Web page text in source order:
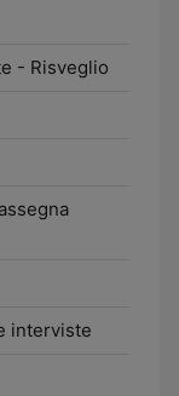
- Risveglio
interviste